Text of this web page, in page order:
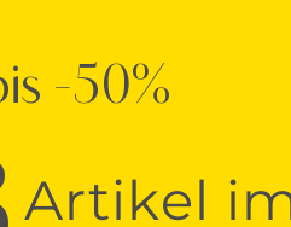
-50%
Artikel